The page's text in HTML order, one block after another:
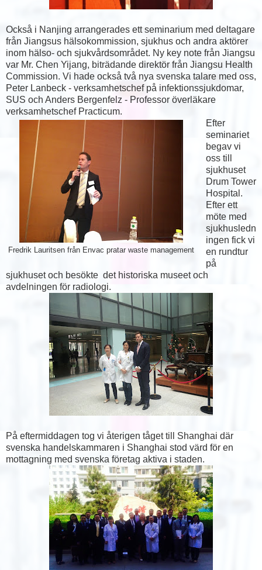
Också i Nanjing arrangerades ett seminarium med deltagare
från Jiangsus hälsokommission, sjukhus och andra aktörer
inom hälso- och sjukvårdsområdet. Ny key note från Jiangsu
var Mr. Chen Yijang, biträdande direktör från Jiangsu Health
Commission. Vi hade också två nya svenska talare med oss,
Peter Lanbeck - verksamhetschef på infektionssjukdomar,
SUS och Anders Bergenfelz - Professor överläkare
verksamhetschef Practicum.
Fredrik Lauritsen från Envac pratar waste management
Efter
seminariet
begav vi
oss till
sjukhuset
Drum Tower
Hospital.
Efter ett
möte med
sjukhusledn
ingen fick vi
en rundtur
på
sjukhuset och besökte det historiska museet och
avdelningen för radiologi.
På eftermiddagen tog vi återigen tåget till Shanghai där
svenska handelskammaren i Shanghai stod värd för en
mottagning med svenska företag aktiva i staden.